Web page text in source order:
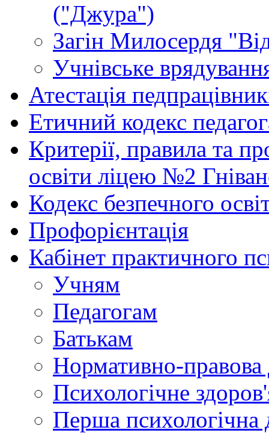
("Джура")
Загін Милосердя
Учнівське
Атестація
Етичний кодекс
Критерії, правила та
освіти ліцею №2
Кодекс безпечного
Профорієнтація
Кабінет практичного
Учням
Педагогам
Батькам
Нормативно-правова
Психологічне
Перша психологічна